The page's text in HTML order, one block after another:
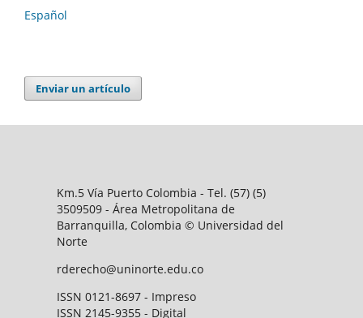
Español
Enviar un artículo
Km.5 Vía Puerto Colombia - Tel. (57) (5)
3509509 - Área Metropolitana de
Barranquilla, Colombia © Universidad del
Norte
rderecho@uninorte.edu.co
ISSN 0121-8697 - Impreso
ISSN 2145-9355 - Digital